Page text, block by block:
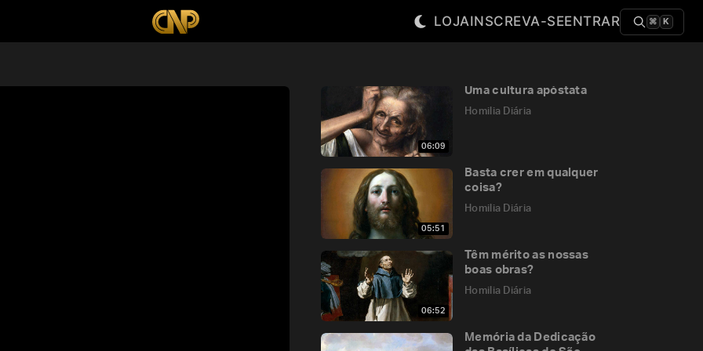
LOJAINSCREVA-SEENTRAR ⌘ K
06:09
Uma cultura apóstata
Homilia Diária
05:51
Basta crer em qualquer
coisa?
Homilia Diária
06:52
Têm mérito as nossas
boas obras?
Homilia Diária
Memória da Dedicação